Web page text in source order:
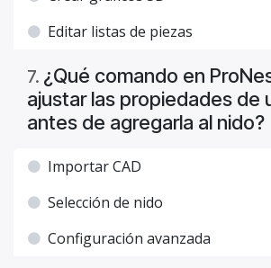
Editar listas de piezas
7. ¿Qué comando en
ajustar las propiedades de
antes de agregarla al nido?
Importar CAD
Selección de nido
Configuración avanzada